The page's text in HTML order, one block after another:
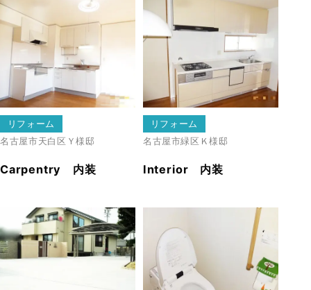
リフォーム
名古屋市天白区 Ｙ様邸
Carpentry 内装
リフォーム
名古屋市緑区 Ｋ様邸
Interior 内装